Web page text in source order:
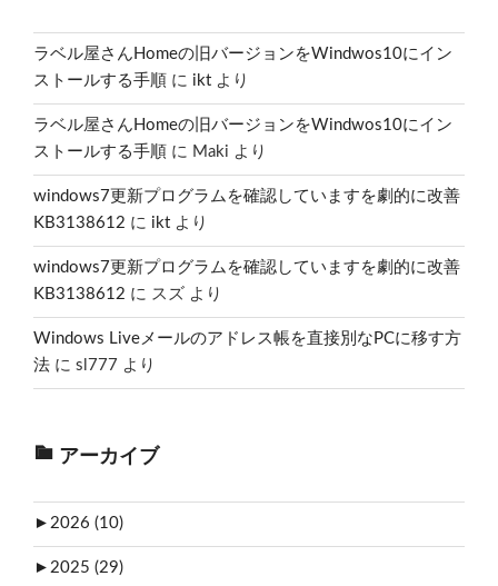
ラベル屋さんHomeの旧バージョンをWindwos10にイン
ストールする手順 に ikt より
ラベル屋さんHomeの旧バージョンをWindwos10にイン
ストールする手順 に Maki より
windows7更新プログラムを確認していますを劇的に改善
KB3138612 に ikt より
windows7更新プログラムを確認していますを劇的に改善
KB3138612 に スズ より
Windows Liveメールのアドレス帳を直接別なPCに移す方
法 に sl777 より
アーカイブ
► 2026 (10)
► 2025 (29)